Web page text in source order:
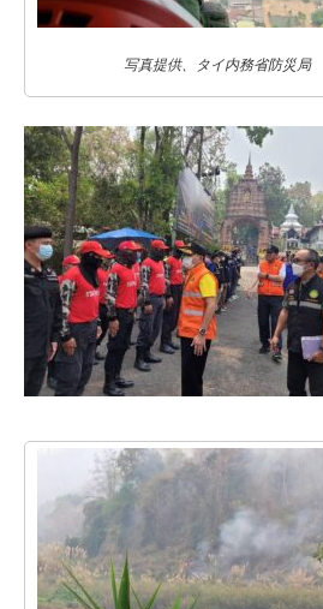
写真提供、タイ内務省防災局